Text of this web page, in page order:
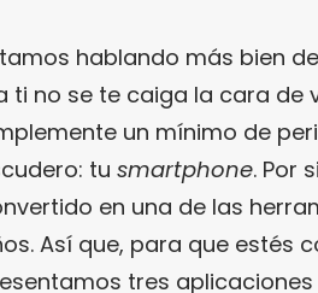
hablando más bien
ti no se te caiga la cara de
un mínimo de
tu smartphone. Por
en una de las
Así que, para que estés
tres